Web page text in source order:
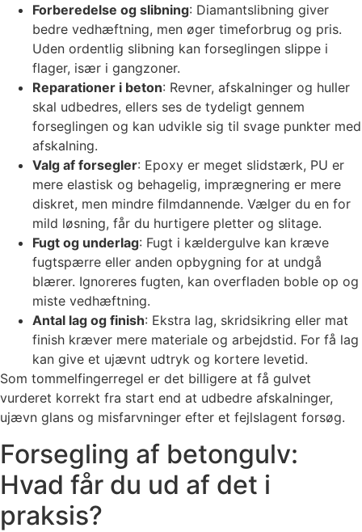
Forberedelse og slibning: Diamantslibning giver
bedre vedhæftning, men øger timeforbrug og pris.
Uden ordentlig slibning kan forseglingen slippe i
flager, især i gangzoner.
Reparationer i beton: Revner, afskalninger og huller
skal udbedres, ellers ses de tydeligt gennem
forseglingen og kan udvikle sig til svage punkter med
afskalning.
Valg af forsegler: Epoxy er meget slidstærk, PU er
mere elastisk og behagelig, imprægnering er mere
diskret, men mindre filmdannende. Vælger du en for
mild løsning, får du hurtigere pletter og slitage.
Fugt og underlag: Fugt i kældergulve kan kræve
fugtspærre eller anden opbygning for at undgå
blærer. Ignoreres fugten, kan overfladen boble op og
miste vedhæftning.
Antal lag og finish: Ekstra lag, skridsikring eller mat
finish kræver mere materiale og arbejdstid. For få lag
kan give et ujævnt udtryk og kortere levetid.
Som tommelfingerregel er det billigere at få gulvet
vurderet korrekt fra start end at udbedre afskalninger,
ujævn glans og misfarvninger efter et fejlslagent forsøg.
Forsegling af betongulv:
Hvad får du ud af det i
praksis?